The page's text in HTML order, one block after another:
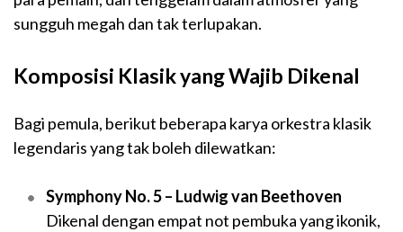
sungguh megah dan tak terlupakan.
Komposisi Klasik yang Wajib Dikenal
Bagi pemula, berikut beberapa karya orkestra klasik
legendaris yang tak boleh dilewatkan:
Symphony No. 5 – Ludwig van Beethoven
Dikenal dengan empat not pembuka yang ikonik,